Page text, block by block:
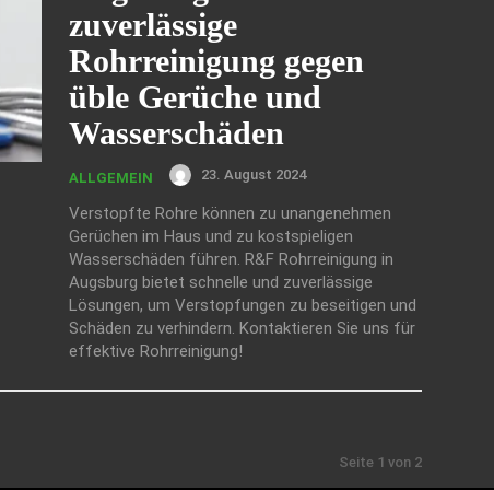
zuverlässige
Rohrreinigung gegen
üble Gerüche und
Wasserschäden
ALLGEMEIN 23. August 2024
Verstopfte Rohre können zu unangenehmen
Gerüchen im Haus und zu kostspieligen
Wasserschäden führen. R&F Rohrreinigung in
Augsburg bietet schnelle und zuverlässige
Lösungen, um Verstopfungen zu beseitigen und
Schäden zu verhindern. Kontaktieren Sie uns für
effektive Rohrreinigung!
Seite 1 von 2